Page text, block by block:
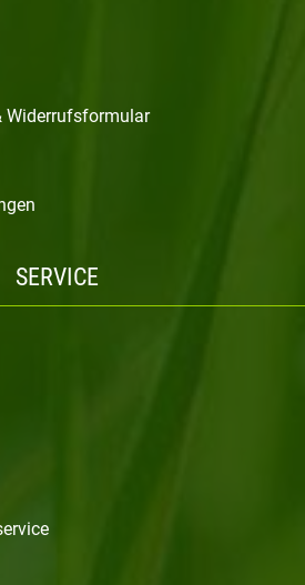
Widerrufsformular
SERVICE